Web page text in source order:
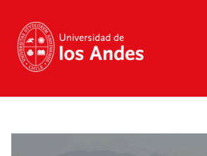
CAMPUS SALUDABLE
>Campus saludable